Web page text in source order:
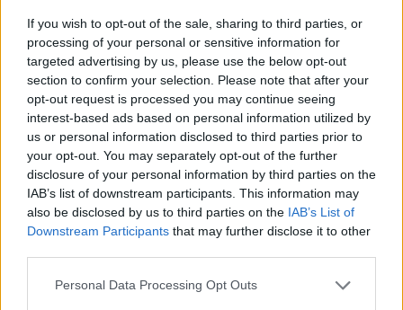
If you wish to opt-out of the sale, sharing to third parties, or
processing of your personal or sensitive information for
targeted advertising by us, please use the below opt-out
section to confirm your selection. Please note that after your
opt-out request is processed you may continue seeing
interest-based ads based on personal information utilized by
us or personal information disclosed to third parties prior to
your opt-out. You may separately opt-out of the further
disclosure of your personal information by third parties on the
IAB’s list of downstream participants. This information may
also be disclosed by us to third parties on the IAB’s List of
Downstream Participants that may further disclose it to other
Personal Data Processing Opt Outs
07.07.26
Το "Don’t Look Back in Anger" καταγράφει την επανένωση
των Oasis και την sold-out περιοδεία “Oasis Live